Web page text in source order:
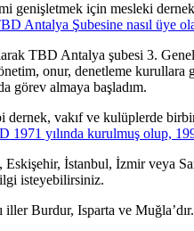
genişletmek için mesleki
Antalya Şubesine nasıl üye
TBD Antalya şubesi 3. Genel
onur, denetleme
görev almaya başladım.
vakıf ve kulüplerde
1971 yılında kurulmuş olup,
İstanbul, İzmir veya
isteyebilirsiniz.
iller Burdur, Isparta ve